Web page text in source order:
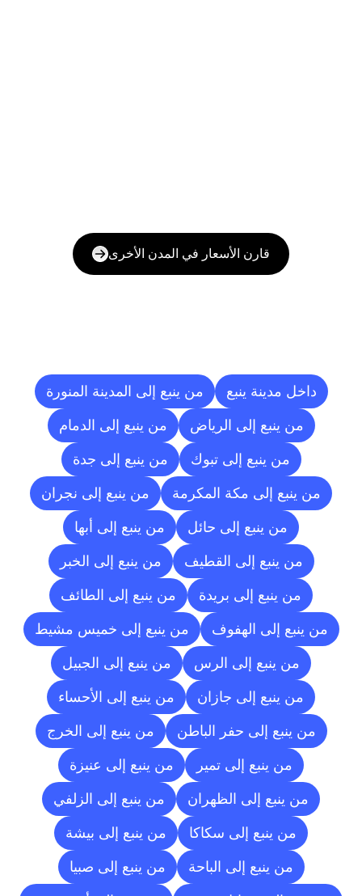
قارن الأسعار في المدن الأخرى
داخل مدينة ينبع من ينبع إلى المدينة المنورة
من ينبع إلى الرياض من ينبع إلى الدمام
من ينبع إلى تبوك من ينبع إلى جدة
من ينبع إلى مكة المكرمة من ينبع إلى نجران
من ينبع إلى حائل من ينبع إلى أبها
من ينبع إلى القطيف من ينبع إلى الخبر
من ينبع إلى بريدة من ينبع إلى الطائف
من ينبع إلى الهفوف من ينبع إلى خميس مشيط
من ينبع إلى الرس من ينبع إلى الجبيل
من ينبع إلى جازان من ينبع إلى الأحساء
من ينبع إلى حفر الباطن من ينبع إلى الخرج
من ينبع إلى تمير من ينبع إلى عنيزة
من ينبع إلى الظهران من ينبع إلى الزلفي
من ينبع إلى سكاكا من ينبع إلى بيشة
من ينبع إلى الباحة من ينبع إلى صبيا